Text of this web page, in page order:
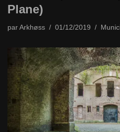
Plane)
par Arkhøss 01/12/2019